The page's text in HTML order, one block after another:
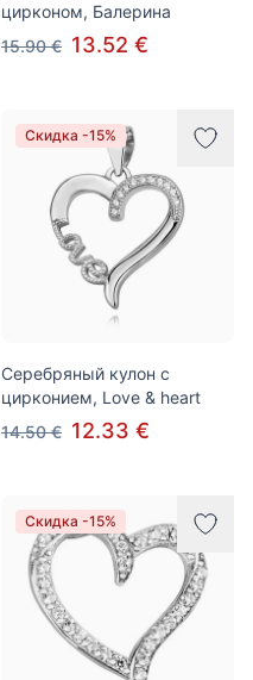
цирконом, Балерина
15.90 € 13.52 €
Скидка -15%
Серебряный кулон с
цирконием, Love & heart
14.50 € 12.33 €
Скидка -15%